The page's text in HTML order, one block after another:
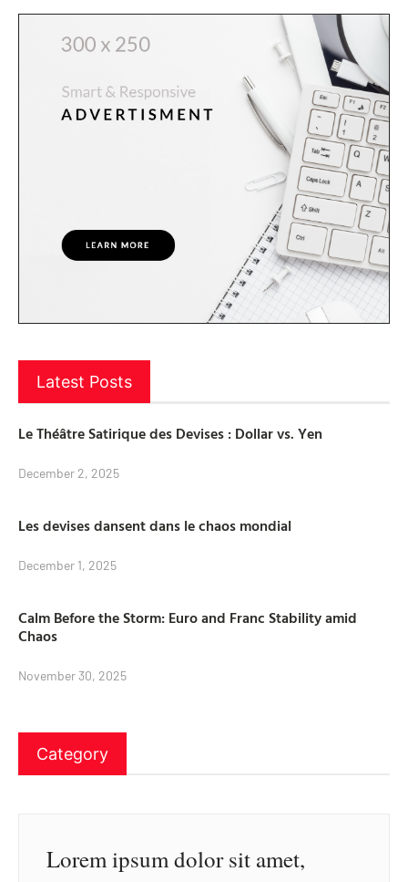
Latest Posts
Le Théâtre Satirique des Devises : Dollar vs. Yen
December 2, 2025
Les devises dansent dans le chaos mondial
December 1, 2025
Calm Before the Storm: Euro and Franc Stability amid
Chaos
November 30, 2025
Category
Lorem ipsum dolor sit amet,